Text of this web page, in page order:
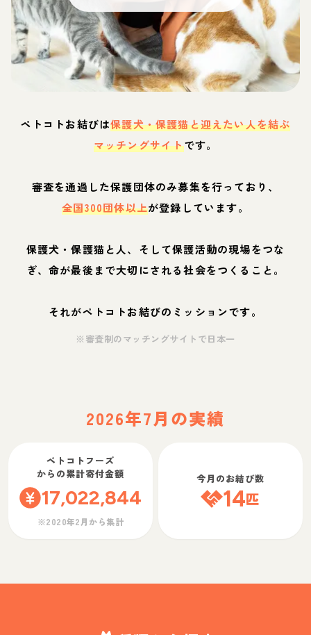
ペトコトお結びは保護犬・保護猫と迎えたい人を結ぶ
マッチングサイトです。
審査を通過した保護団体のみ募集を行っており、
全国300団体以上が登録しています。
保護犬・保護猫と人、そして保護活動の現場をつな
ぎ、命が最後まで大切にされる社会をつくること。
それがペトコトお結びのミッションです。
※審査制のマッチングサイトで日本一
2026年7月の実績
ペトコトフーズ
からの累計寄付金額
17,022,844
※2020年2月から集計
今月のお結び数
14匹